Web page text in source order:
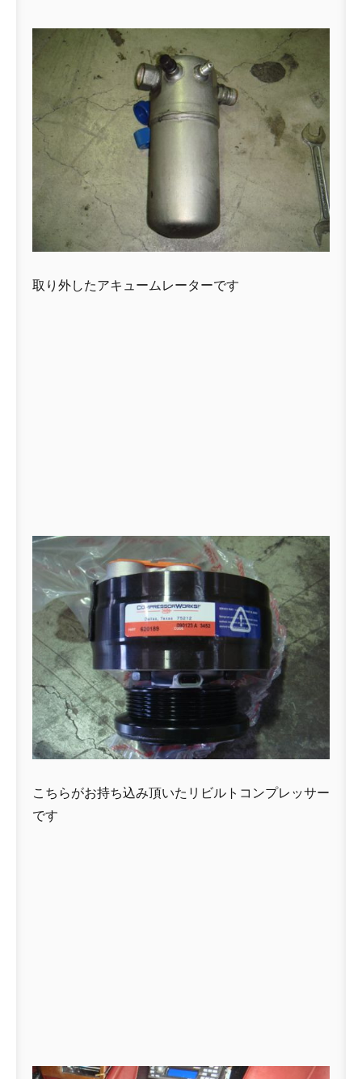
取り外したアキュームレーターです
こちらがお持ち込み頂いたリビルトコンプレッサー
です